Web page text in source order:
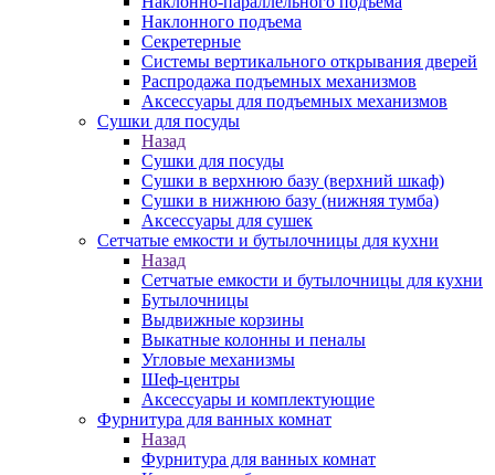
Наклонного подъема
Секретерные
Системы вертикального открывания дверей
Распродажа подъемных механизмов
Аксессуары для подъемных механизмов
Сушки для посуды
Назад
Сушки для посуды
Сушки в верхнюю базу (верхний шкаф)
Сушки в нижнюю базу (нижняя тумба)
Аксессуары для сушек
Сетчатые емкости и бутылочницы для кухни
Назад
Сетчатые емкости и бутылочницы для кухни
Бутылочницы
Выдвижные корзины
Выкатные колонны и пеналы
Угловые механизмы
Шеф-центры
Аксессуары и комплектующие
Фурнитура для ванных комнат
Назад
Фурнитура для ванных комнат